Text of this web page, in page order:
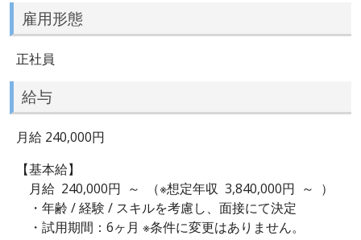
雇用形態
正社員
給与
月給 240,000円
【基本給】
月給 240,000円 ～ （※想定年収 3,840,000円 ～ ）
・年齢 / 経験 / スキルを考慮し、面接にて決定
・試用期間：6ヶ月 ※条件に変更はありません。